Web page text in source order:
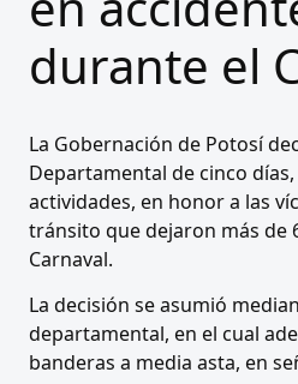
durante el
La Gobernación de Potosí
Departamental de cinco
actividades, en honor a las
tránsito que dejaron más de
Carnaval.
La decisión se asumió
departamental, en el cual
banderas a media asta, en